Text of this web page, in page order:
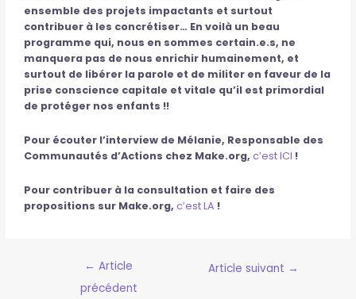
ensemble des projets impactants et surtout
contribuer à les concrétiser… En voilà un beau
programme qui, nous en sommes certain.e.s, ne
manquera pas de nous enrichir humainement, et
surtout de libérer la parole et de militer en faveur de la
prise conscience capitale et vitale qu’il est primordial
de protéger nos enfants !!
Pour écouter l’interview de Mélanie, Responsable des
Communautés d’Actions chez Make.org, c’est ICI !
Pour contribuer à la consultation et faire des
propositions sur Make.org, c’est LA !
← Article
précédent
Article suivant →